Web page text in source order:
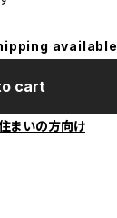
available
cart
まいの方向け